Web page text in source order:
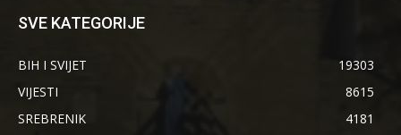
SVE KATEGORIJE
BIH I SVIJET
19303
VIJESTI
8615
SREBRENIK
4181